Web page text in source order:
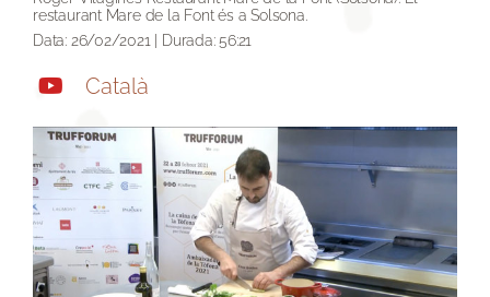
restaurant Mare de la Font és a Solsona.
Data: 26/02/2021 | Durada: 56:21
Català